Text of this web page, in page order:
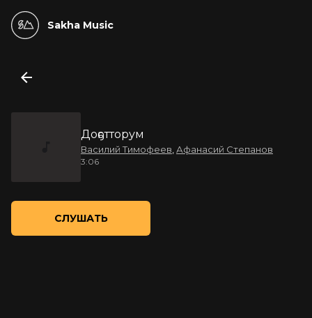
Sakha Music
Доҕотторум
Василий Тимофеев Афанасий Степанов
3:06
СЛУШАТЬ